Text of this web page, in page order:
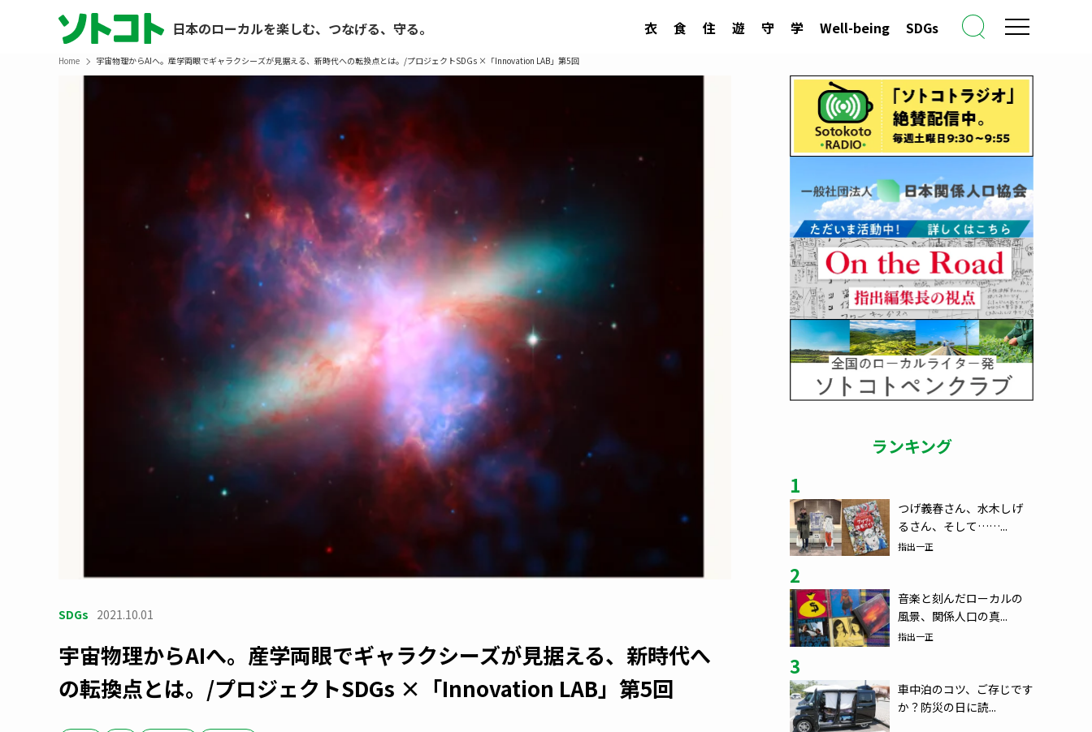
日本のローカルを楽しむ、つなげる、守る。 衣 食 住 遊 守 学 Well-being SDGs
Home 宇宙物理からAIへ。産学両眼でギャラクシーズが見据える、新時代への転換点とは。/プロジェクトSDGs ×「Innovation LAB」第5回
SDGs 2021.10.01
宇宙物理からAIへ。産学両眼でギャラクシーズが見据える、新時代へ
の転換点とは。/プロジェクトSDGs ×「Innovation LAB」第5回
ランキング
1
つげ義春さん、水木しげ
るさん、そして……...
指出一正
2
音楽と刻んだローカルの
風景、関係人口の真...
指出一正
3
車中泊のコツ、ご存じです
か？防災の日に読...